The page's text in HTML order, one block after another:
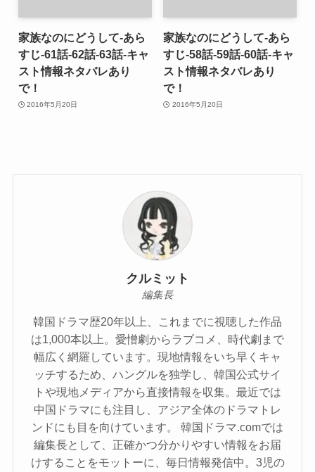
家族なのにどうして-あら
すじ-61話-62話-63話-キャ
スト情報ネタバレあり
で！
2016年5月20日
家族なのにどうして-あら
すじ-58話-59話-60話-キャ
スト情報ネタバレあり
で！
2016年5月20日
クルミット
編集長
韓国ドラマ歴20年以上、これまでに視聴した作品
は1,000本以上。愛憎劇からラブコメ、時代劇まで
幅広く網羅しています。現地情報をいち早くキャ
ッチするため、ハングルを独学し、韓国公式サイ
トや現地メディアから直接情報を収集。最近では
中国ドラマにも注目し、アジア全体のドラマトレ
ンドにも目を向けています。 韓国ドラマ.comでは
編集長として、正確かつ分かりやすい情報をお届
けすることをモットーに、毎日情報発信中。3児の